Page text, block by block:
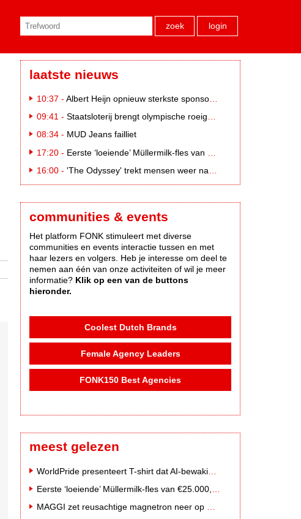
zoek login
laatste nieuws
10:37 - Albert Heijn opnieuw sterkste sponsormerk, PostNL daalt
09:41 - Staatsloterij brengt olympische roeigeschiedenis tot leven voor WK Roeien
08:34 - MUD Jeans failliet
17:20 - Eerste ‘loeiende’ Müllermilk-fles van €25.000,- gevonden
16:00 - 'The Odyssey' trekt mensen weer naar de bioscoop
communities & events
Het platform FONK stimuleert met diverse
communities en events interactie tussen en met
haar lezers en volgers. Heb je interesse om deel te
nemen aan één van onze activiteiten of wil je meer
informatie? Klik op een van de buttons
hieronder.
Coolest Dutch Brands
Female Agency Leaders
FONK150 Best Agencies
meest gelezen